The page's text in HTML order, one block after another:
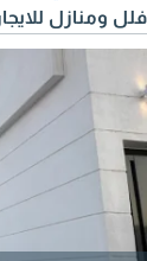
فلل ومنازل